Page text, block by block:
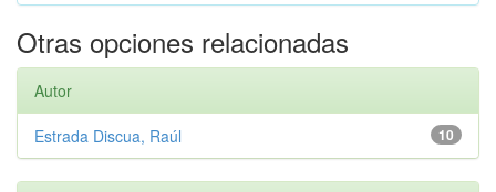
Otras opciones relacionadas
Autor
10
Estrada Discua, Raúl